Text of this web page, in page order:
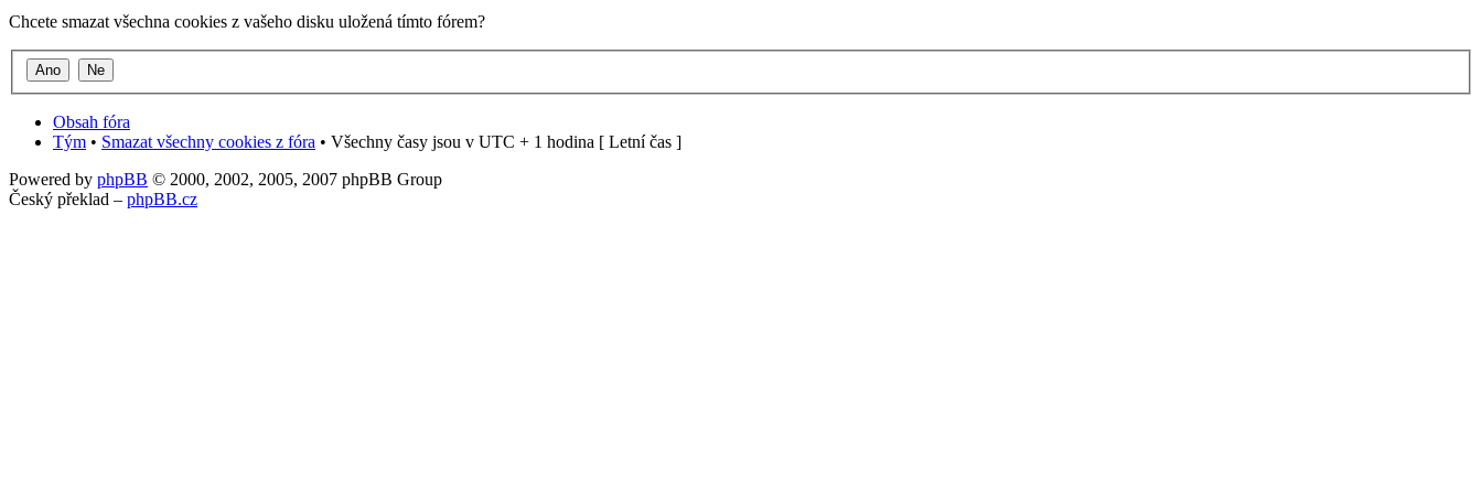
Chcete smazat všechna cookies z vašeho disku uložená tímto fórem?
Obsah fóra
Tým • Smazat všechny cookies z fóra • Všechny časy jsou v UTC + 1 hodina [ Letní čas ]
Powered by phpBB © 2000, 2002, 2005, 2007 phpBB Group
Český překlad – phpBB.cz